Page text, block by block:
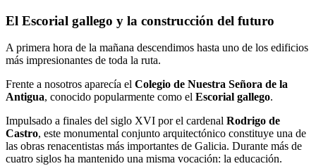
El Escorial gallego y la construcción del futuro
A primera hora de la mañana descendimos hasta uno de los edificios
más impresionantes de toda la ruta.
Frente a nosotros aparecía el Colegio de Nuestra Señora de la
Antigua, conocido popularmente como el Escorial gallego.
Impulsado a finales del siglo XVI por el cardenal Rodrigo de
Castro, este monumental conjunto arquitectónico constituye una de
las obras renacentistas más importantes de Galicia. Durante más de
cuatro siglos ha mantenido una misma vocación: la educación.